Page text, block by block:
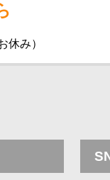
休み）